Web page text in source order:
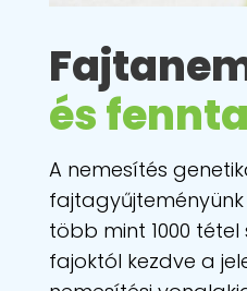
és
A nemesítés
fajtagyűjteményünk
több mint 1000
fajoktól kezdve a